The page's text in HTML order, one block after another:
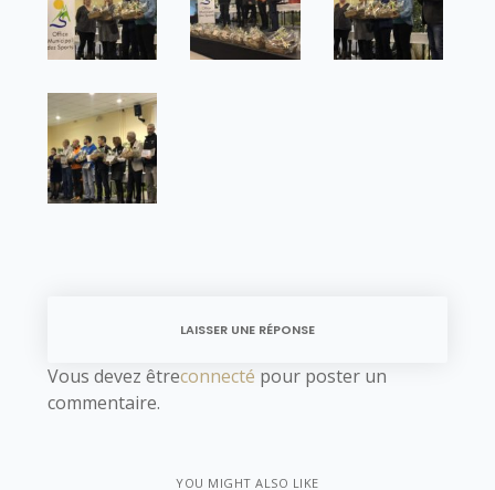
LAISSER UNE RÉPONSE
Vous devez êtreconnecté pour poster un
commentaire.
YOU MIGHT ALSO LIKE